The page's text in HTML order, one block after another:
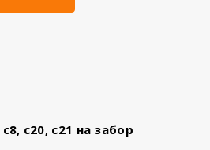
с20, с21 на забор